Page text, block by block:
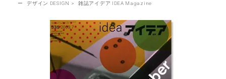
ー デザイン DESIGN > 雑誌アイデア IDEA Magazine